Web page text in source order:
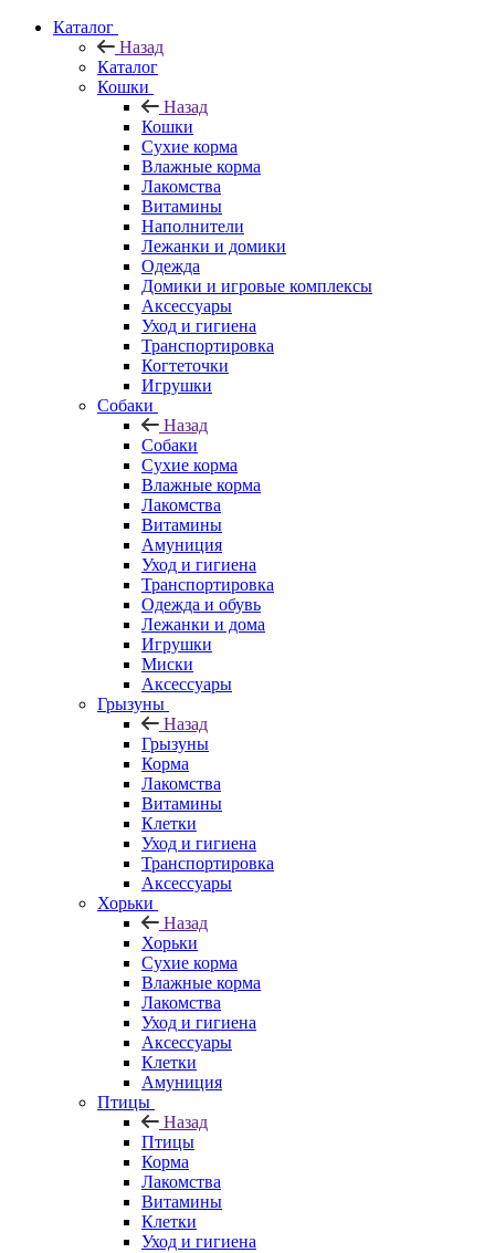
Каталог
Назад
Каталог
Кошки
Назад
Кошки
Сухие корма
Влажные корма
Лакомства
Витамины
Наполнители
Лежанки и домики
Одежда
Домики и игровые комплексы
Аксессуары
Уход и гигиена
Транспортировка
Когтеточки
Игрушки
Собаки
Назад
Собаки
Сухие корма
Влажные корма
Лакомства
Витамины
Амуниция
Уход и гигиена
Транспортировка
Одежда и обувь
Лежанки и дома
Игрушки
Миски
Аксессуары
Грызуны
Назад
Грызуны
Корма
Лакомства
Витамины
Клетки
Уход и гигиена
Транспортировка
Аксессуары
Хорьки
Назад
Хорьки
Сухие корма
Влажные корма
Лакомства
Уход и гигиена
Аксессуары
Клетки
Амуниция
Птицы
Назад
Птицы
Корма
Лакомства
Витамины
Клетки
Уход и гигиена